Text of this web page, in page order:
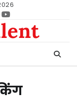
Youtube